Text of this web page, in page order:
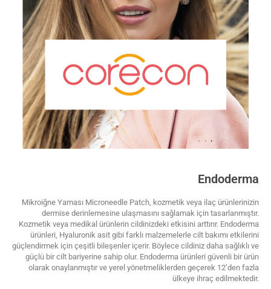
Endoderma
Mikroiğne Yaması Microneedle Patch, kozmetik veya ilaç ürünlerinizin
dermise derinlemesine ulaşmasını sağlamak için tasarlanmıştır.
Kozmetik veya medikal ürünlerin cildinizdeki etkisini arttırır. Endoderma
ürünleri, Hyaluronik asit gibi farklı malzemelerle cilt bakımı etkilerini
güçlendirmek için çeşitli bileşenler içerir. Böylece cildiniz daha sağlıklı ve
güçlü bir cilt bariyerine sahip olur. Endoderma ürünleri güvenli bir ürün
olarak onaylanmıştır ve yerel yönetmeliklerden geçerek 12’den fazla
ülkeye ihraç edilmektedir.